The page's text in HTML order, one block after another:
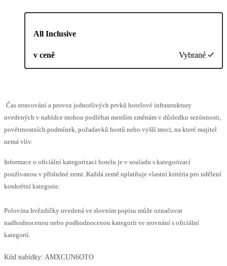
All Inclusive
v ceně Vybrané
Čas stravování a provoz jednotlivých prvků hotelové infrastruktury
uvedených v nabídce mohou podléhat menším změnám v důsledku sezónnosti,
povětrnostních podmínek, požadavků hostů nebo vyšší moci, na které majitel
nemá vliv.
Informace o oficiální kategorizaci hotelu je v souladu s kategorizací
používanou v příslušné zemi. Každá země uplatňuje vlastní kritéria pro udělení
konkrétní kategorie.
Polovina hvězdičky uvedená ve slovním popisu může označovat
nadhodnocenou nebo podhodnocenou kategorii ve srovnání s oficiální
kategorií.
Kód nabídky: AMXCUN6OTO